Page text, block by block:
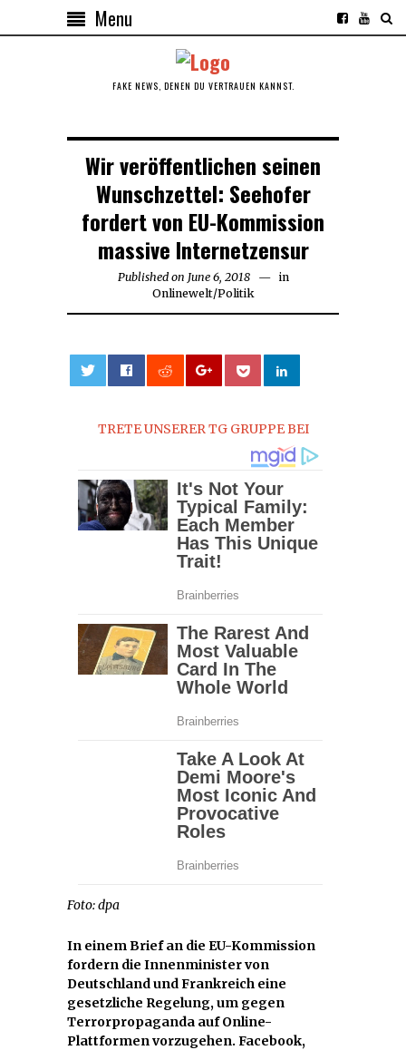
Menu
FAKE NEWS, DENEN DU VERTRAUEN KANNST.
Wir veröffentlichen seinen
Wunschzettel: Seehofer
fordert von EU-Kommission
massive Internetzensur
Published on June 6, 2018June
6,
in
Onlinewelt/Politik
TRETE UNSERER TG GRUPPE BEI
Foto: dpa
In einem Brief an die EU-Kommission
fordern die Innenminister von
Deutschland und Frankreich eine
gesetzliche Regelung, um gegen
Terrorpropaganda auf Online-
Plattformen vorzugehen. Facebook,